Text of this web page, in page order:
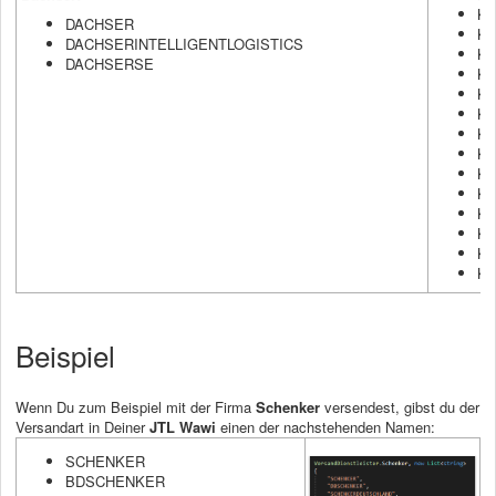
DACHSER
DACHSERINTELLIGENTLOGISTICS
DACHSERSE
Beispiel
Wenn Du zum Beispiel mit der Firma Schenker versendest, gibst du der
Versandart in DeinerJTL Wawi einen der nachstehenden Namen:
SCHENKER
BDSCHENKER